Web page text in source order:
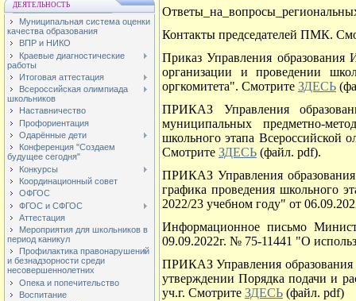
ДЕЯТЕЛЬНОСТЬ
Муниципальная система оценки
качества образования
ВПР и НИКО
Краевые диагностические
работы
Итоговая аттестация
Всероссийская олимпиада
школьников
Наставничество
Профориентация
Одарённые дети
Конференция "Создаем
будущее сегодня"
Конкурсы
Координационный совет
ОФГОС
ФГОС и СФГОС
Аттестация
Мероприятия для школьников в
период каникул
Профилактика правонарушений
и безнадзорности среди
несовершеннолетних
Опека и попечительство
Воспитание
Контакты председателей ПМК.
Приказ Управления
организации и проведении
оргкомитета". Смотрите ЗДЕСЬ
ПРИКАЗ Управления
муниципальных предметно-
школьного этапа Всероссийской
Смотрите ЗДЕСЬ (файл. pdf).
ПРИКАЗ Управления
графика проведения школьного
2022/23 учебном году" от
Информационное письмо
09.09.2022г. № 75-11441 "О
ПРИКАЗ Управления
утверждении Порядка подачи и
уч.г. Смотрите ЗДЕСЬ (файл. pdf)